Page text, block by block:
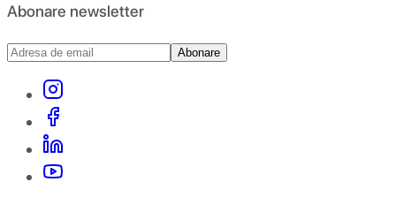
Abonare newsletter
Abonare